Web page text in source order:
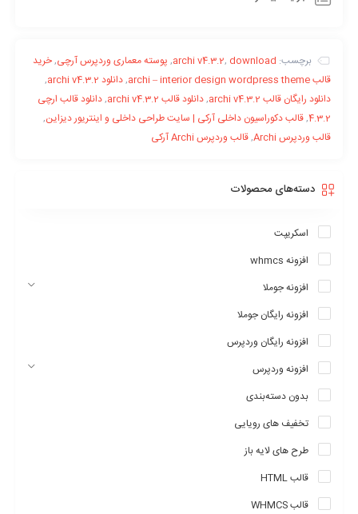
برچسب: archi v4.3.2, download
, پوسته معماری وردپرس آرچی,خرید
قالب archi – interior design wordpress theme
,دانلود archi v4.3.2
,
دانلود رایگان قالب archi v4.3.2
,دانلود قالب archi v4.3.2 ,دانلود قالب ارچی
4.3.2
,قالب دکوراسیون داخلی آرکی | سایت طراحی داخلی و اینتریور دیزاین,
قالب وردپرس Archi
,قالب وردپرس Archi آرکی
دسته‌های محصولات
اسکریپت
افزونه whmcs
افزونه جوملا
افزونه رایگان جوملا
افزونه رایگان وردپرس
افزونه وردپرس
بدون دسته‌بندی
تخفیف های رویایی
طرح های لایه باز
قالب HTML
قالب WHMCS